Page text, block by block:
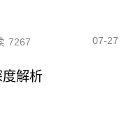
7267 07-27
解析